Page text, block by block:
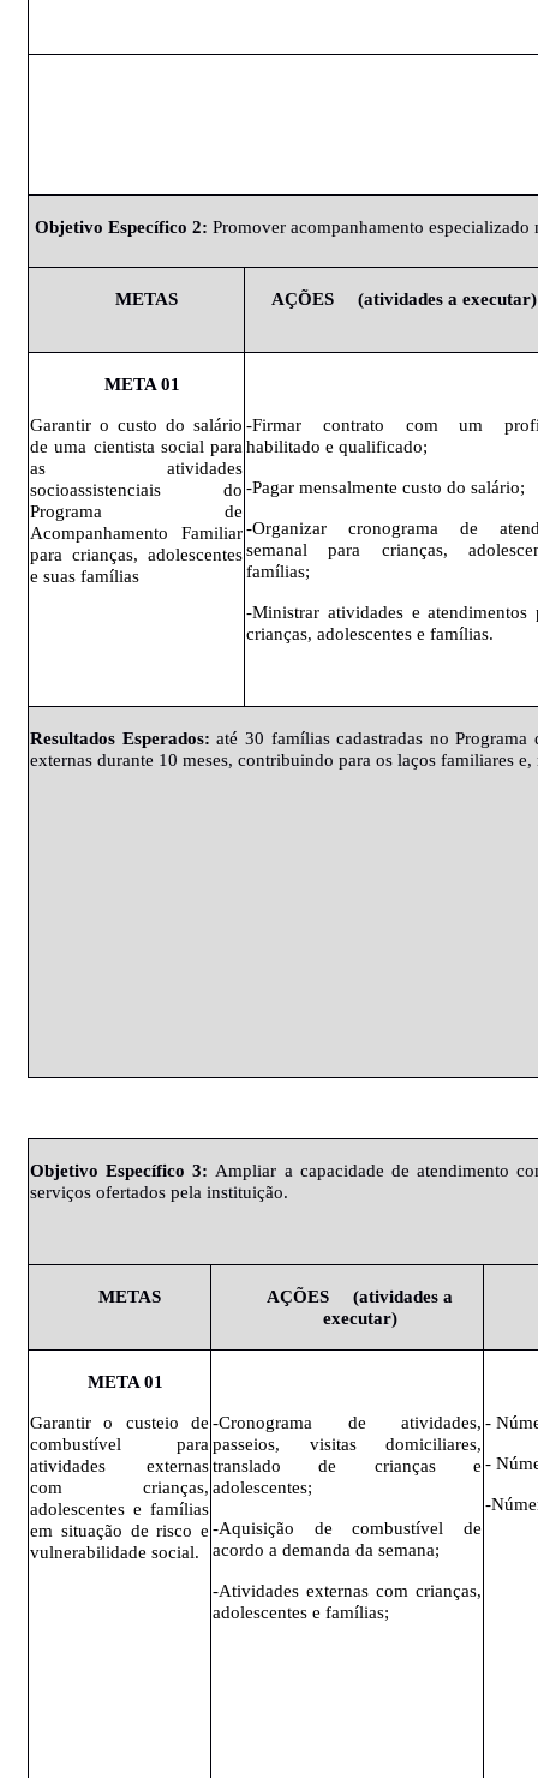
Objetivo Específico 2: Promover acompanhamento
METAS AÇÕES (atividades a executar)
META 01
Garantir o custo do salário
de uma cientista social para
as atividades
socioassistenciais do
Programa de
Acompanhamento Familiar
para crianças, adolescentes
e suas famílias
-Firmar contrato com um
habilitado e qualificado;
-Pagar mensalmente custo do salário;
-Organizar cronograma de
semanal para crianças,
famílias;
-Ministrar atividades e atendimentos
crianças, adolescentes e famílias.
Resultados Esperados: até 30 famílias cadastradas no
externas durante 10 meses, contribuindo para os laços familiares
Objetivo Específico 3: Ampliar a capacidade de atendimento
serviços ofertados pela instituição.
METAS AÇÕES (atividades a
executar)
META 01
Garantir o custeio de
combustível para
atividades externas
com crianças,
adolescentes e famílias
em situação de risco e
vulnerabilidade social.
-Cronograma de atividades,
passeios, visitas domiciliares,
translado de crianças e
adolescentes;
-Aquisição de combustível de
acordo a demanda da semana;
-Atividades externas com crianças,
adolescentes e famílias;
-
-
-